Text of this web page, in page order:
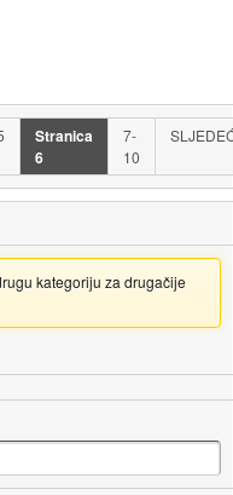
Stranica
6
7-
10
kategoriju za drugačije